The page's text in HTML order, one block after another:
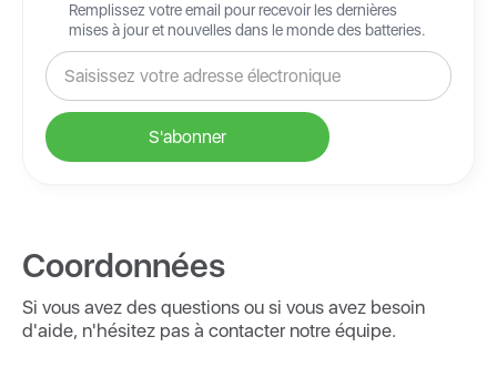
Remplissez votre email pour recevoir les dernières
mises à jour et nouvelles dans le monde des batteries.
Coordonnées
Si vous avez des questions ou si vous avez besoin
d'aide, n'hésitez pas à contacter notre équipe.